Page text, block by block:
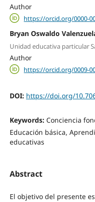
Author
https://orcid.org/0000-
Bryan Oswaldo
Unidad educativa particular
Author
https://orcid.org/0009-
DOI: https://doi.org/
Keywords: Conciencia
Educación básica,
educativas
Abstract
El objetivo del presente